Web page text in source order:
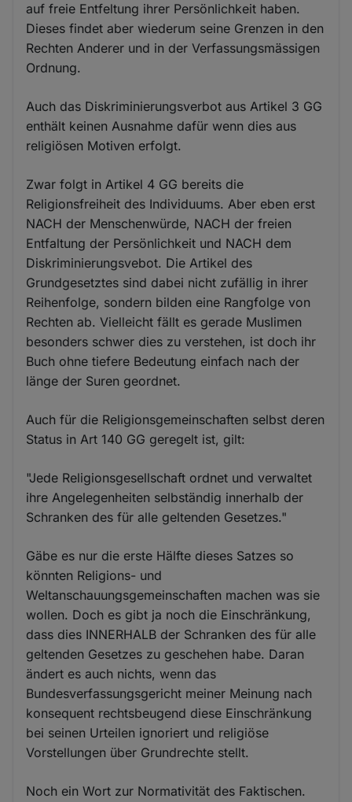
auf freie Entfeltung ihrer Persönlichkeit haben.
Dieses findet aber wiederum seine Grenzen in den
Rechten Anderer und in der Verfassungsmässigen
Ordnung.
Auch das Diskriminierungsverbot aus Artikel 3 GG
enthält keinen Ausnahme dafür wenn dies aus
religiösen Motiven erfolgt.
Zwar folgt in Artikel 4 GG bereits die
Religionsfreiheit des Individuums. Aber eben erst
NACH der Menschenwürde, NACH der freien
Entfaltung der Persönlichkeit und NACH dem
Diskriminierungsvebot. Die Artikel des
Grundgesetztes sind dabei nicht zufällig in ihrer
Reihenfolge, sondern bilden eine Rangfolge von
Rechten ab. Vielleicht fällt es gerade Muslimen
besonders schwer dies zu verstehen, ist doch ihr
Buch ohne tiefere Bedeutung einfach nach der
länge der Suren geordnet.
Auch für die Religionsgemeinschaften selbst deren
Status in Art 140 GG geregelt ist, gilt:
"Jede Religionsgesellschaft ordnet und verwaltet
ihre Angelegenheiten selbständig innerhalb der
Schranken des für alle geltenden Gesetzes."
Gäbe es nur die erste Hälfte dieses Satzes so
könnten Religions- und
Weltanschauungsgemeinschaften machen was sie
wollen. Doch es gibt ja noch die Einschränkung,
dass dies INNERHALB der Schranken des für alle
geltenden Gesetzes zu geschehen habe. Daran
ändert es auch nichts, wenn das
Bundesverfassungsgericht meiner Meinung nach
konsequent rechtsbeugend diese Einschränkung
bei seinen Urteilen ignoriert und religiöse
Vorstellungen über Grundrechte stellt.
Noch ein Wort zur Normativität des Faktischen.